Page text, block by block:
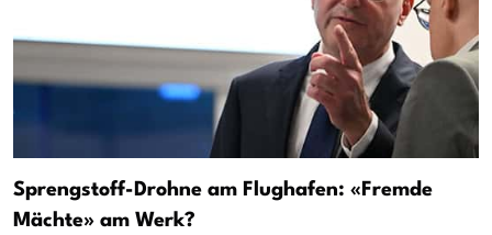
Sprengstoff-Drohne am Flughafen: «Fremde
Mächte» am Werk?